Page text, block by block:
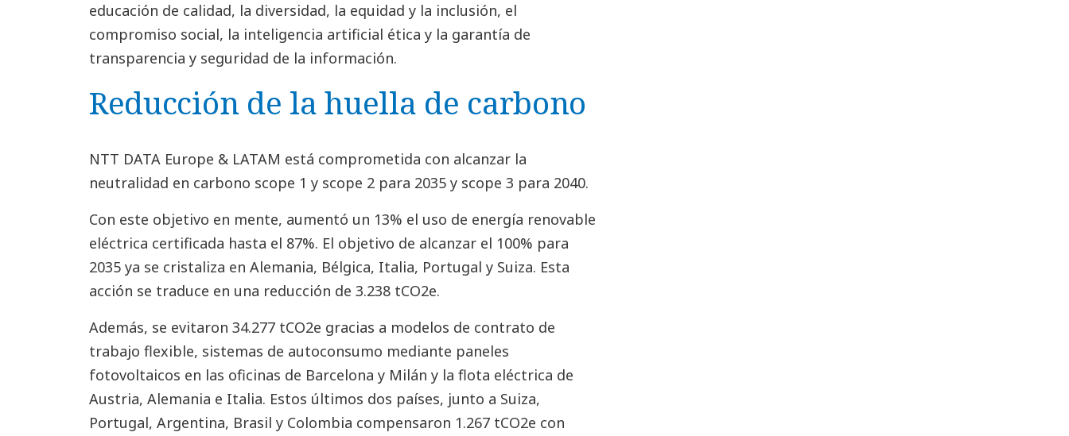
educación de calidad, la diversidad, la equidad y la inclusión, el
compromiso social, la inteligencia artificial ética y la garantía de
transparencia y seguridad de la información.
Reducción de la huella de carbono
NTT DATA Europe & LATAM está comprometida con alcanzar la
neutralidad en carbono scope 1 y scope 2 para 2035 y scope 3 para 2040.
Con este objetivo en mente, aumentó un 13% el uso de energía renovable
eléctrica certificada hasta el 87%. El objetivo de alcanzar el 100% para
2035 ya se cristaliza en Alemania, Bélgica, Italia, Portugal y Suiza. Esta
acción se traduce en una reducción de 3.238 tCO2e.
Además, se evitaron 34.277 tCO2e gracias a modelos de contrato de
trabajo flexible, sistemas de autoconsumo mediante paneles
fotovoltaicos en las oficinas de Barcelona y Milán y la flota eléctrica de
Austria, Alemania e Italia. Estos últimos dos países, junto a Suiza,
Portugal, Argentina, Brasil y Colombia compensaron 1.267 tCO2e con